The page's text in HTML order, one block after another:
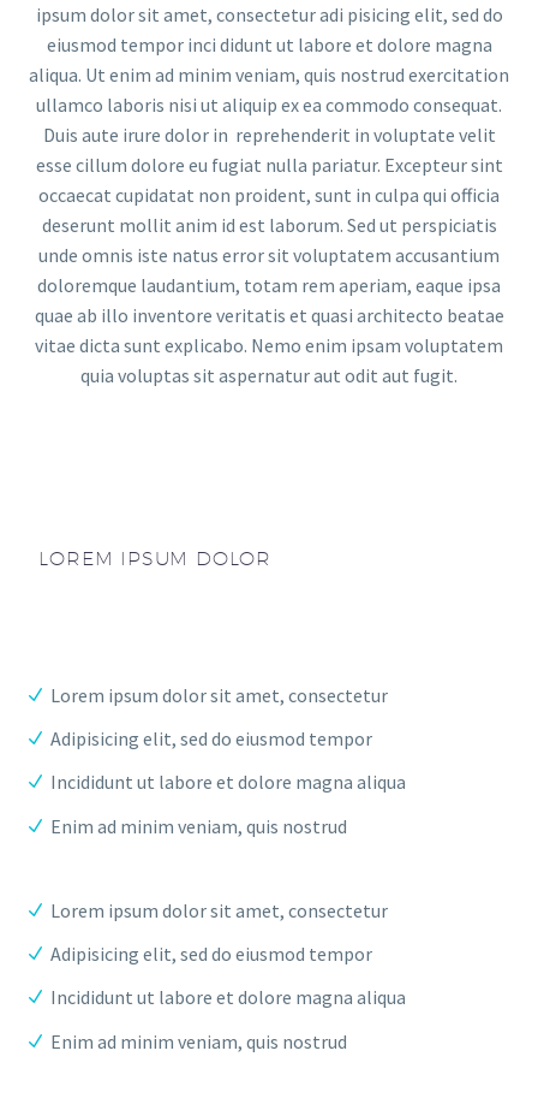
ipsum dolor sit amet, consectetur adi pisicing elit, sed do
eiusmod tempor inci didunt ut labore et dolore magna
aliqua. Ut enim ad minim veniam, quis nostrud exercitation
ullamco laboris nisi ut aliquip ex ea commodo consequat.
Duis aute irure dolor in reprehenderit in voluptate velit
esse cillum dolore eu fugiat nulla pariatur. Excepteur sint
occaecat cupidatat non proident, sunt in culpa qui officia
deserunt mollit anim id est laborum. Sed ut perspiciatis
unde omnis iste natus error sit voluptatem accusantium
doloremque laudantium, totam rem aperiam, eaque ipsa
quae ab illo inventore veritatis et quasi architecto beatae
vitae dicta sunt explicabo. Nemo enim ipsam voluptatem
quia voluptas sit aspernatur aut odit aut fugit.
LOREM IPSUM DOLOR
Lorem ipsum dolor sit amet, consectetur
Adipisicing elit, sed do eiusmod tempor
Incididunt ut labore et dolore magna aliqua
Enim ad minim veniam, quis nostrud
Lorem ipsum dolor sit amet, consectetur
Adipisicing elit, sed do eiusmod tempor
Incididunt ut labore et dolore magna aliqua
Enim ad minim veniam, quis nostrud